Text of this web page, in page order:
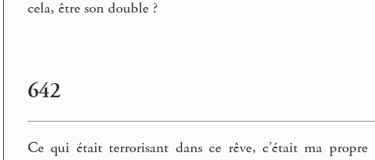
cela, être son double ?
642
Ce qui était terrorisant dans ce rêve, c’était ma